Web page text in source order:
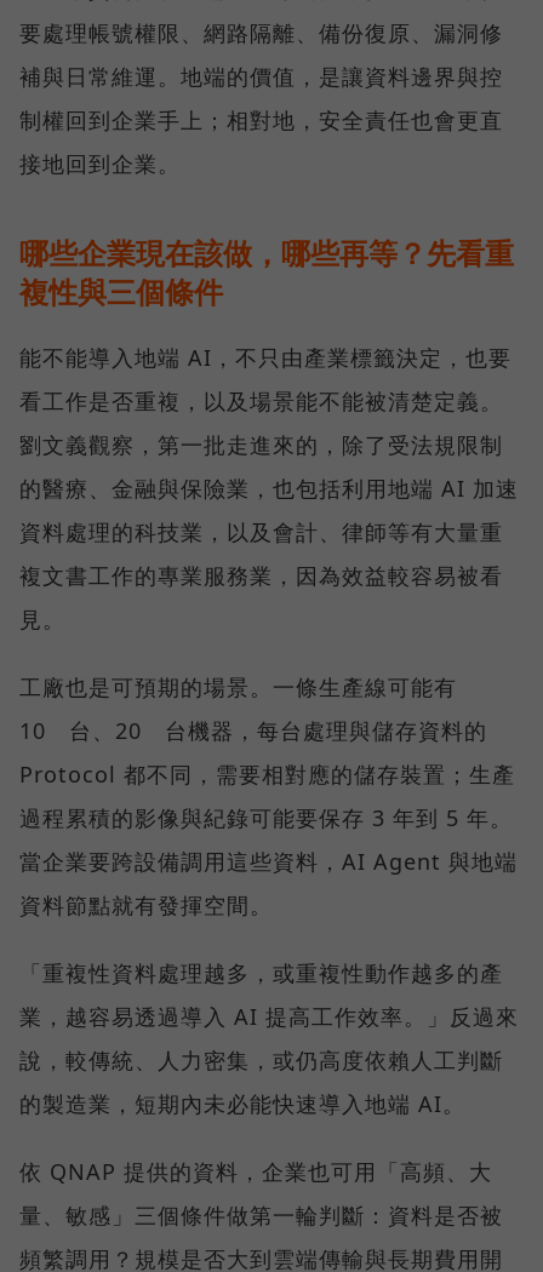
要處理帳號權限、網路隔離、備份復原、漏洞修
補與日常維運。地端的價值，是讓資料邊界與控
制權回到企業手上；相對地，安全責任也會更直
接地回到企業。
哪些企業現在該做，哪些再等？先看重
複性與三個條件
能不能導入地端 AI，不只由產業標籤決定，也要
看工作是否重複，以及場景能不能被清楚定義。
劉文義觀察，第一批走進來的，除了受法規限制
的醫療、金融與保險業，也包括利用地端 AI 加速
資料處理的科技業，以及會計、律師等有大量重
複文書工作的專業服務業，因為效益較容易被看
見。
工廠也是可預期的場景。一條生產線可能有
10 台、20 台機器，每台處理與儲存資料的
Protocol 都不同，需要相對應的儲存裝置；生產
過程累積的影像與紀錄可能要保存 3 年到 5 年。
當企業要跨設備調用這些資料，AI Agent 與地端
資料節點就有發揮空間。
「重複性資料處理越多，或重複性動作越多的產
業，越容易透過導入 AI 提高工作效率。」反過來
說，較傳統、人力密集，或仍高度依賴人工判斷
的製造業，短期內未必能快速導入地端 AI。
依 QNAP 提供的資料，企業也可用「高頻、大
量、敏感」三個條件做第一輪判斷：資料是否被
頻繁調用？規模是否大到雲端傳輸與長期費用開